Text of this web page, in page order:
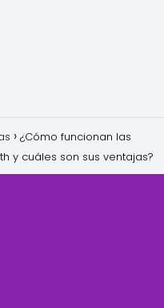
¿Cómo funcionan las
y cuáles son sus ventajas?